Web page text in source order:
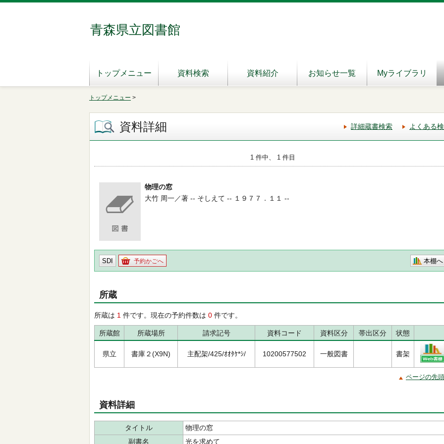
青森県立図書館
トップメニュー 資料検索 資料紹介 お知らせ一覧 Myライブラリ
トップメニュー >
資料詳細 詳細蔵書検索 よくある
1 件中、 1 件目
物理の窓
大竹 周一／著 -- そしえて -- １９７７．１１ --
SDI 予約かごへ 本棚へ
所蔵
所蔵は 1 件です。現在の予約件数は 0 件です。
所蔵館 所蔵場所 請求記号 資料コード 資料区分 帯出区分 状態
県立 書庫２(X9N) 主配架/425/ｵｵﾀｹ*ｼ/ 10200577502 一般図書 書架
ページの先
資料詳細
タイトル
物理の窓
副書名
光を求めて